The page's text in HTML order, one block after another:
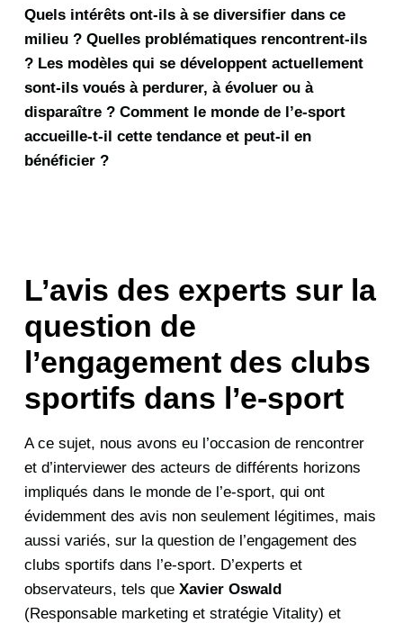
Quels intérêts ont-ils à se diversifier dans ce
milieu ? Quelles problématiques rencontrent-ils
? Les modèles qui se développent actuellement
sont-ils voués à perdurer, à évoluer ou à
disparaître ? Comment le monde de l’e-sport
accueille-t-il cette tendance et peut-il en
bénéficier ?
L’avis des experts sur la
question de
l’engagement des clubs
sportifs dans l’e-sport
A ce sujet, nous avons eu l’occasion de rencontrer
et d’interviewer des acteurs de différents horizons
impliqués dans le monde de l’e-sport, qui ont
évidemment des avis non seulement légitimes, mais
aussi variés, sur la question de l’engagement des
clubs sportifs dans l’e-sport. D’experts et
observateurs, tels queXavier Oswald
(Responsable marketing et stratégie Vitality) et